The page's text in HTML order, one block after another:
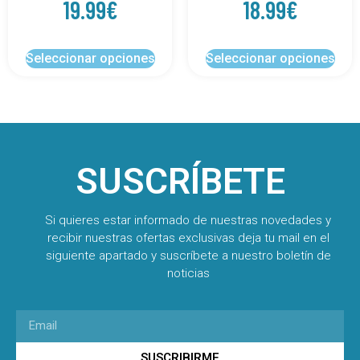
19.99€
Seleccionar opciones
18.99€
Seleccionar opciones
SUSCRÍBETE
Si quieres estar informado de nuestras novedades y
recibir nuestras ofertas exclusivas deja tu mail en el
siguiente apartado y suscríbete a nuestro boletín de
noticias